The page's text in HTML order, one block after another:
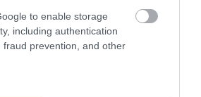
to enable storage
including authentication
fraud prevention, and other
PROGRAM ÜGYÉBEN: BAJBAN
VAN A SZOLGÁLTATÁS? 7
KÉRDÉS, AMIRE MINDEN
IDŐSNEK TUDNIA KELL A